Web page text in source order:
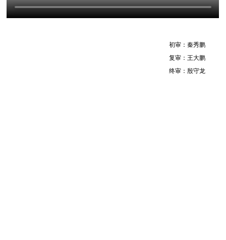
初审：秦秀鹏
复审：王大鹏
终审：殷守龙